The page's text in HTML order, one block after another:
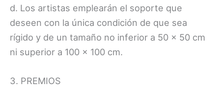
d. Los artistas emplearán el soporte que
deseen con la única condición de que sea
rígido y de un tamaño no inferior a 50 x 50 cm
ni superior a 100 x 100 cm.
3. PREMIOS